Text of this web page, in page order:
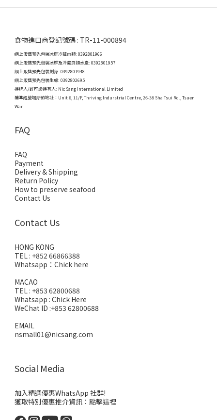
食物進口商登記號碼 : TR-11-000894
網上販售預先包裝冰鮮冷藏肉類: 0392801966
網上販售預先包裝冰鮮及冷藏貝類水產: 0392801957
網上販售預先包裝刺身: 0392801948
網上販售預先包裝生蠔: 0392802695
持牌人/許可證持有人: Nic Sang International Limited
獲準經營場所的地址： Unit 6, 11/F, Thriving Indurstrial Centre, 26-38 Sha Tsui Rd., Tsuen
Wan
FAQ
FAQ
Payment
Delivery & Shipping
Return Policy
How to preserve seafood
Contact Us
Contact Us
HONG KONG
TEL : +852 66866388
Whatsapp： Chick here
MACAO
TEL : +853 62800688
Whatsapp : Chick Here
WeChat ID :+853 62800688
EMAIL
nsmall01@nicsang.com
Social Media
加入精選優惠WhatsApp 社群!
獲取特別優惠推介資訊： 點擊這裡